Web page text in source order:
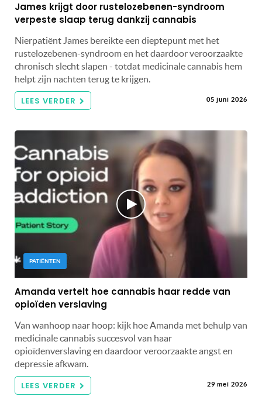
James krijgt door rustelozebenen-syndroom
verpeste slaap terug dankzij cannabis
Nierpatiënt James bereikte een dieptepunt met het
rustelozebenen-syndroom en het daardoor veroorzaakte
chronisch slecht slapen - totdat medicinale cannabis hem
helpt zijn nachten terug te krijgen.
LEES VERDER 05 juni 2026
PATIËNTEN
Amanda vertelt hoe cannabis haar redde van
opioïden verslaving
Van wanhoop naar hoop: kijk hoe Amanda met behulp van
medicinale cannabis succesvol van haar
opioïdenverslaving en daardoor veroorzaakte angst en
depressie afkwam.
LEES VERDER 29 mei 2026